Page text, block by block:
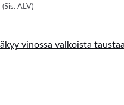
(Sis. ALV)